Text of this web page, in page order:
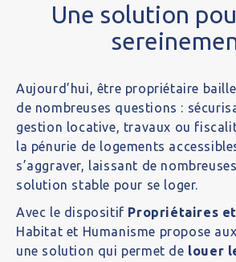
Une solution
Aujourd’hui, être propriétaire
de nombreuses questions :
gestion locative, travaux ou
la pénurie de logements
s’aggraver, laissant de
solution stable pour se loger.
Avec le dispositif Propriétaires
Habitat et Humanisme propose
une solution qui permet de louer